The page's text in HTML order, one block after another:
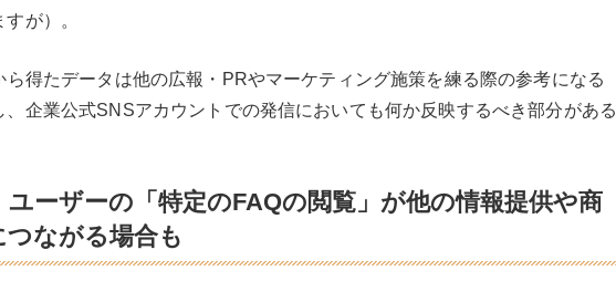
が）。
ら得たデータは他の広報・PRやマーケティング施策を練る際の参考になる
、企業公式SNSアカウントでの発信においても何か反映するべき部分がある
ーザーの「特定のFAQの閲覧」が他の情報提供や商
ながる場合も